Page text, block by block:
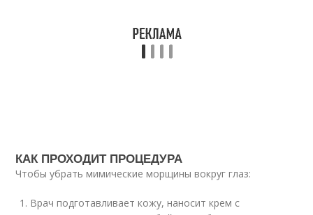
КАК ПРОХОДИТ ПРОЦЕДУРА
Чтобы убрать мимические морщины вокруг глаз:
Врач подготавливает кожу, наносит крем с